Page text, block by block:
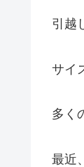
引越
サイ
多く
最近